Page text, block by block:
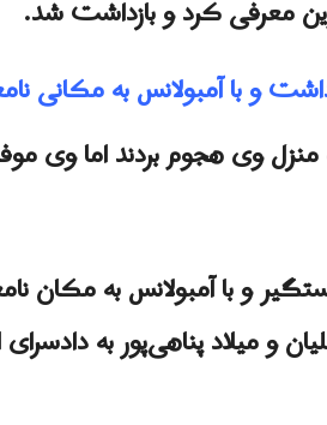
معرفی کرد و بازداشت شد.
و با آمبولانس به مکانی
وی هجوم بردند اما وی
و با آمبولانس به مکان
پناهی‌پور به دادسرای